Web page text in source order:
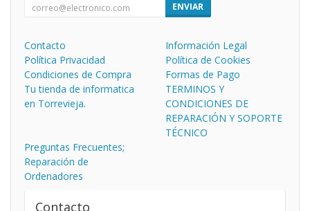
ENVIAR
Contacto
Información Legal
Política Privacidad
Política de Cookies
Condiciones de Compra
Formas de Pago
Tu tienda de informatica
en Torrevieja.
TERMINOS Y
CONDICIONES DE
REPARACIÓN Y SOPORTE
TÉCNICO
Preguntas Frecuentes;
Reparación de
Ordenadores
Contacto